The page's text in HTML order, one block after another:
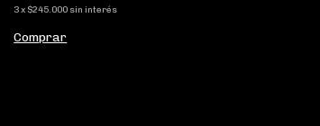
3x $245.000 sin interés
Comprar